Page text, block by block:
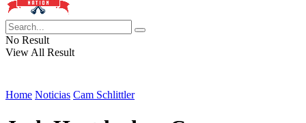
No Result
View All Result
Home Noticias Cam Schlittler